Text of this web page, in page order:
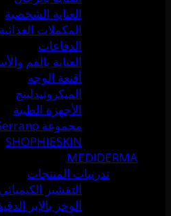
العناية الشخصية
المكملات الغذائية
الدفاعات
العناية بالفم
أقنعة الوجه
الميكرونيدلينج
الأجهزة الطبية
مجموعة Dr. Serrano
SHOPHIESKIN
MEDIDERMA
تدريبات المنتجات
التقشير الكيميائي
الوخز بالإبر